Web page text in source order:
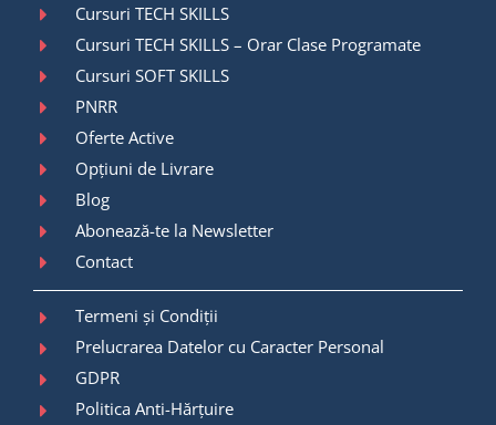
Cursuri TECH SKILLS
Cursuri TECH SKILLS – Orar Clase Programate
Cursuri SOFT SKILLS
PNRR
Oferte Active
Opțiuni de Livrare
Blog
Abonează-te la Newsletter
Contact
Termeni și Condiții
Prelucrarea Datelor cu Caracter Personal
GDPR
Politica Anti-Hărțuire